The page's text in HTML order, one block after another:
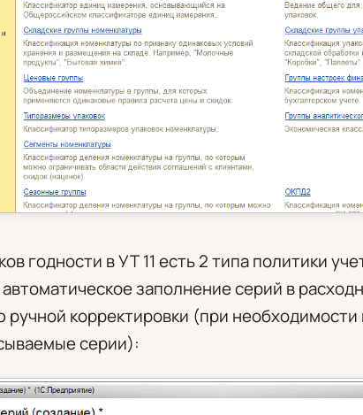
годности в УТ 11 есть 2 типа политики
заполнение серий в
ручной корректировки (при
серии):